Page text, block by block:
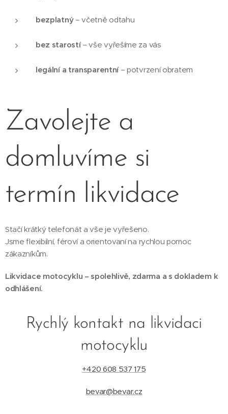
bezplatný– včetně odtahu
bez starostí– vše vyřešíme za vás
legální a transparentní– potvrzení obratem
Zavolejte a
domluvíme si
termín likvidace
Stačí krátký telefonát a vše je vyřešeno.
Jsme flexibilní, féroví a orientovaní na rychlou pomoc
zákazníkům.
Likvidace motocyklu – spolehlivě, zdarma a s dokladem k
odhlášení.
Rychlý kontakt na likvidaci
motocyklu
+420 608 537 175
bevar@bevar.cz